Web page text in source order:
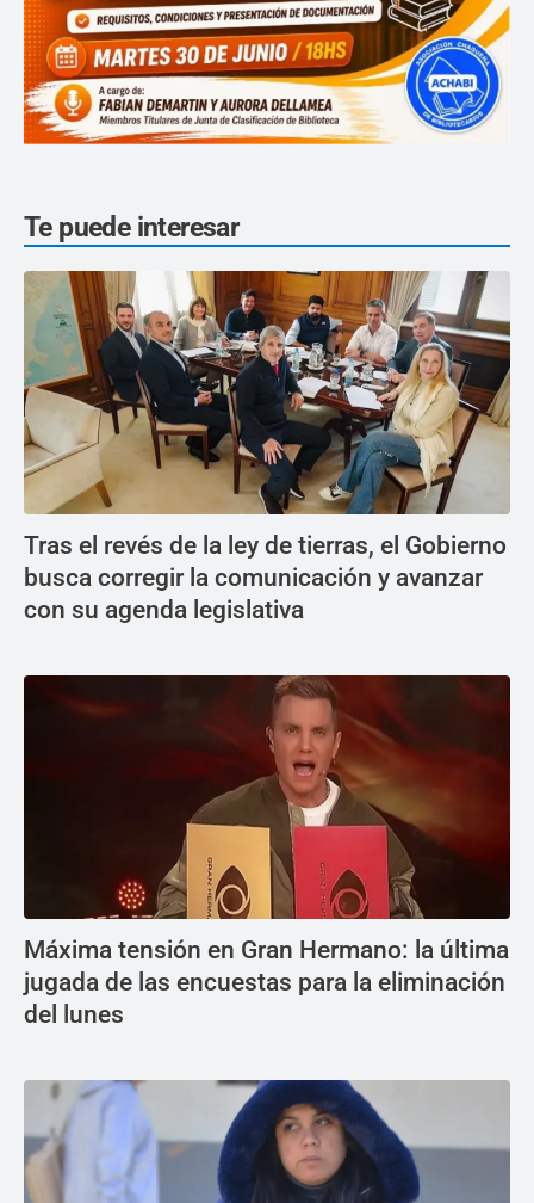
Te puede interesar
Tras el revés de la ley de tierras, el Gobierno
busca corregir la comunicación y avanzar
con su agenda legislativa
Máxima tensión en Gran Hermano: la última
jugada de las encuestas para la eliminación
del lunes